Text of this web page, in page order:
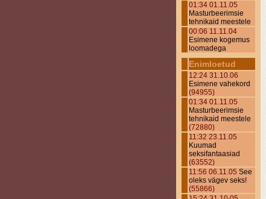
01:34 01.11.05
Masturbeerimsie
tehnikaid meestele
00:06 11.11.04
Esimene kogemus
loomadega
Enimloetud
12:24 31.10.06
Esimene vahekord
(94955)
01:34 01.11.05
Masturbeerimsie
tehnikaid meestele
(72880)
11:32 23.11.05
Kuumad
seksifantaasiad
(63552)
11:56 06.11.05 See
oleks vägev seks!
(55866)